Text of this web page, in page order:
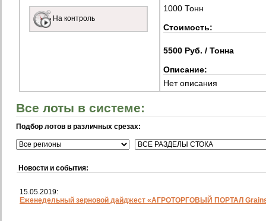
На контроль
1000 Тонн
Стоимость:
5500 Руб. / Тонна
Описание:
Нет описания
Все лоты в системе:
Подбор лотов в различных срезах:
Новости и события:
15.05.2019:
Еженедельный зерновой дайджест «АГРОТОРГОВЫЙ ПОРТАЛ